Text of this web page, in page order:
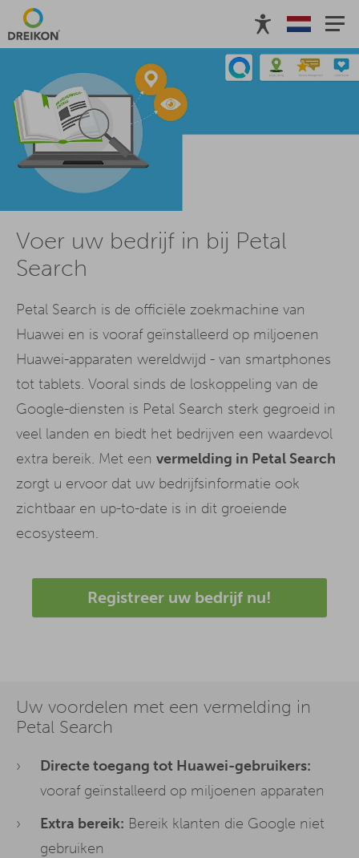
Voer uw bedrijf in bij Petal
Search
Petal Search is de officiële zoekmachine van
Huawei en is vooraf geïnstalleerd op miljoenen
Huawei-apparaten wereldwijd - van smartphones
tot tablets. Vooral sinds de loskoppeling van de
Google-diensten is Petal Search sterk gegroeid in
veel landen en biedt het bedrijven een waardevol
extra bereik. Met een vermelding in Petal Search
zorgt u ervoor dat uw bedrijfsinformatie ook
zichtbaar en up-to-date is in dit groeiende
ecosysteem.
Registreer uw bedrijf nu!
Uw voordelen met een vermelding in
Petal Search
Directe toegang tot Huawei-gebruikers:
vooraf geïnstalleerd op miljoenen apparaten
Extra bereik: Bereik klanten die Google niet
gebruiken